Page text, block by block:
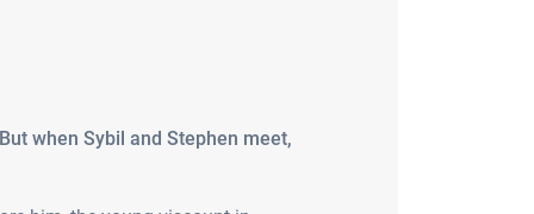
when Sybil and Stephen meet,